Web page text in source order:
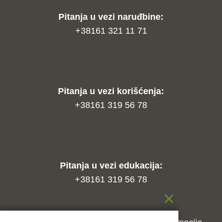
Pitanja u vezi naruđbine:
+38161 321 11 71
Pitanja u vezi korišćenja:
+38161 319 56 78
Pitanja u vezi edukacija:
+38161 319 56 78